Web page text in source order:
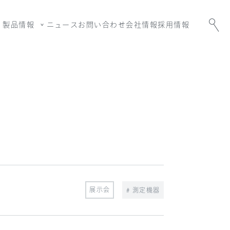
製品情報 ニュース お問い合わせ会社情報採用情報
展示会 # 測定機器